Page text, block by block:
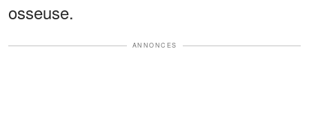
osseuse.
ANNONCES